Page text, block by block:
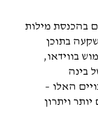
בהכנסת מילות
בתוכן
בווידאו,
בינה
האלו –
ויתרון